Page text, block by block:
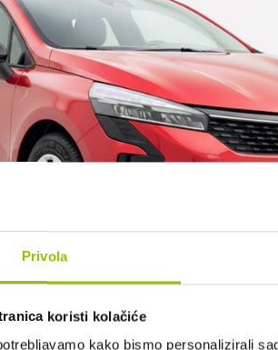
Privola
koristi kolačiće
kako bismo personalizirali